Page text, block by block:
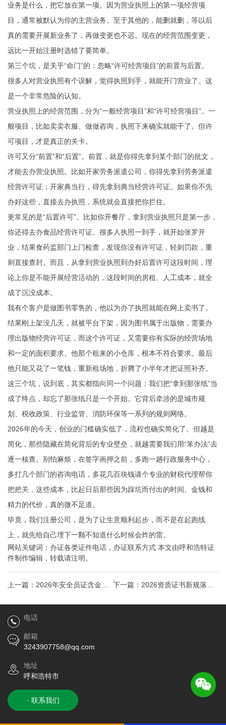
业务是什么，把它放在第一项。因为营业执照上的第一项经营项
目，通常被默认为你的主营业务。至于其他的，能删就删，等以后
真的需要开展新业务了，再做变更也不迟。现在的经营范围变更，
远比一开始注册时选错了要简单。
第三个坑，是关乎“命门”的：忽略“许可经营项目”的前置与后置。
很多人对营业执照有个误解，觉得执照到手，就能开门营业了。这
是一个非常危险的认知。
营业执照上的经营范围，分为“一般经营项目”和“许可经营项目”。一
般项目，比如卖卖衣服、做做咨询，执照下来确实就能干了。但许
可项目，才是真正的关卡。
许可又分“前置”和“后置”。前置，就是你得先拿到某个部门的批文，
才能去办营业执照。比如开家劳务派遣公司，你得先拿到劳务派遣
经营许可证；开家典当行，得先拿到典当经营许可证。如果你不先
办好这些，直接去办执照，系统就会直接把你拦住。
更常见的是“后置许可”。比如你开餐厅，拿到营业执照只是第一步，
你还得去办食品经营许可证。很多人执照一到手，就开始张罗开
业，结果食药监部门上门检查，发现你没有许可证，轻则罚款，重
则直接查封。而且，从拿到营业执照到办好后置许可这段时间，理
论上你是不能开展经营活动的，这段时间的房租、人工成本，就全
成了沉没成本。
我有个客户是做图书零售的，他以为办了执照就能在网上卖书了。
结果刚上架没几天，就被平台下架，因为图书属于出版物，需要办
理出版物经营许可证，而这个许可证，又需要你有实际的经营场地
和一定的面积要求。他那个租来的小仓库，根本不符合要求。最后
他只能又花了一笔钱，重新租场地，折腾了小半年才把证照补齐。
这三个坑，说到底，其实都指向同一个问题：我们把“拿到那张纸”当
成了终点，却忘了那张纸只是一个开始。它背后牵涉的是城市规
划、税收政策、行业监管、消防环保等一系列的规则网络。
2026年的今天，创业的门槛确实低了，流程也确实简化了。但越是
简化，那些隐藏在简化背后的专业壁垒，就越需要我们用“笨办法”去
逐一核查。别怕麻烦，在签字画押之前，多跑一趟行政服务中心，
多打几个部门的咨询电话，多花几百块钱请个专业的财税代理帮你
把把关，这些成本，比起日后那些因为踩坑而付出的时间、金钱和
精力的代价，真的微不足道。
毕竟，我们注册公司，是为了让生意顺利起步，而不是在起跑线
上，就先给自己埋下一颗不知道什么时候会炸的雷。
网站关键词： 办证各类证件电话 ， 办证联系方式 本文由呼和浩特证
件制作编辑，转载请注明。
上一篇： 2026年安全员证含金量
核真相
下一篇： 2026资质证书新规落
电话
邮箱
3243907758@qq.com
地址
呼和浩特市
· 联系我们